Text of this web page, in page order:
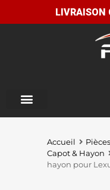
Accueil
Capot & Hayon
hayon pour